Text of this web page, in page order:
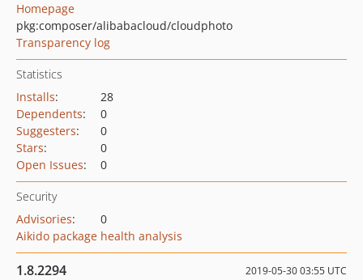
Homepage
pkg:composer/alibabacloud/cloudphoto
Transparency log
Statistics
Installs:
28
Dependents:
0
Suggesters:
0
Stars:
0
Open Issues: 0
Security
Advisories:
0
Aikido package health analysis
1.8.2294 2019-05-30 03:55 UTC